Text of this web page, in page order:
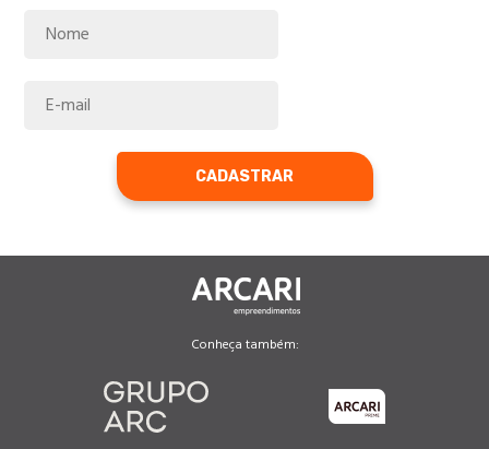
CADASTRAR
Conheça também: